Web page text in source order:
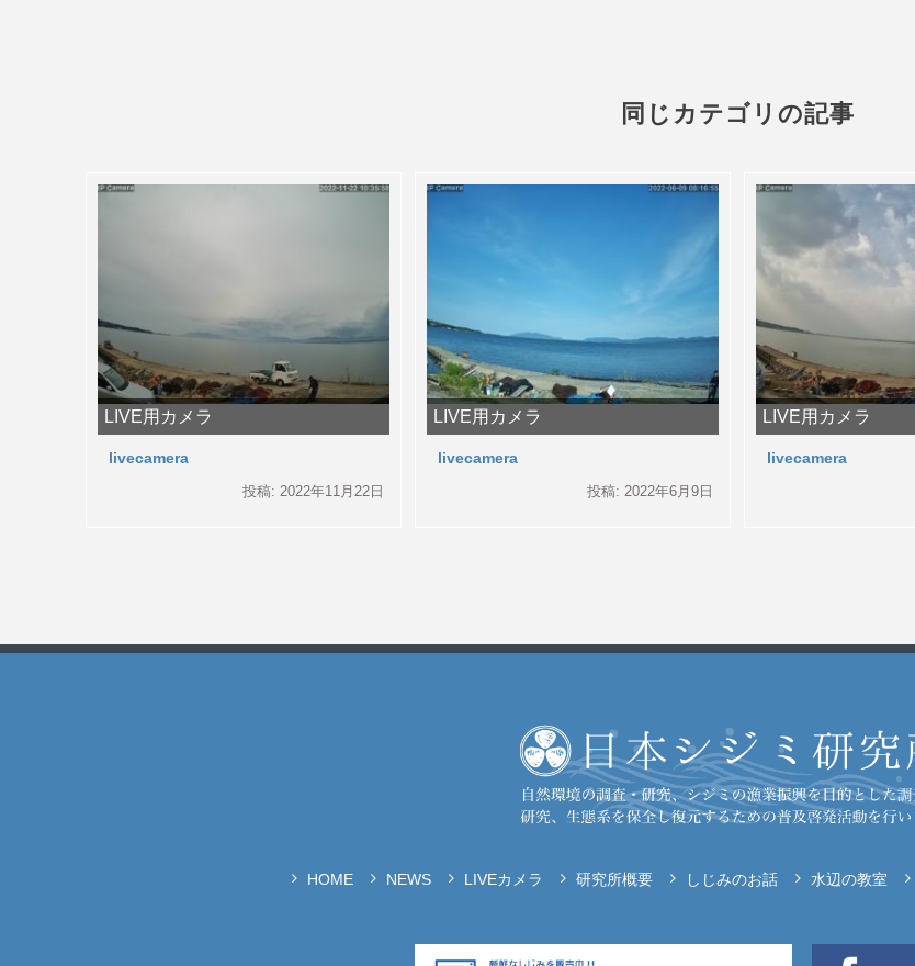
同じカテゴリの記事
LIVE用カメラ
livecamera
投稿: 2022年11月22日
LIVE用カメラ
livecamera
投稿: 2022年6月9日
LIVE用カメラ
livecamera
HOME NEWS LIVEカメラ 研究所概要 しじみのお話 水辺の教室